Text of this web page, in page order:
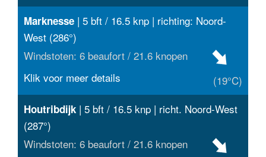
Marknesse | 5 bft / 16.5 knp | richting: Noord-
West (286°)
Windstoten: 6 beaufort / 21.6 knopen
(19°C)
Klik voor meer details
Houtribdijk | 5 bft / 16.5 knp | richt. Noord-West
(287°)
Windstoten: 6 beaufort / 21.6 knopen